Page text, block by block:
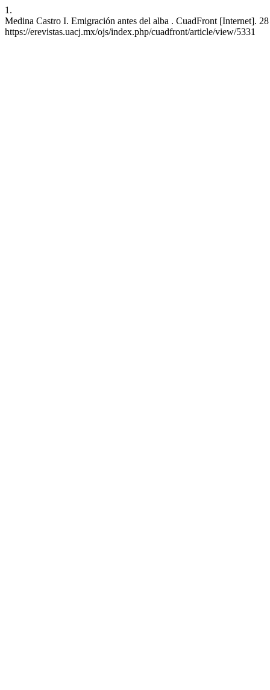
1.
Medina Castro I. Emigración antes del alba . CuadFront [Internet].
https://erevistas.uacj.mx/ojs/index.php/cuadfront/article/view/5331